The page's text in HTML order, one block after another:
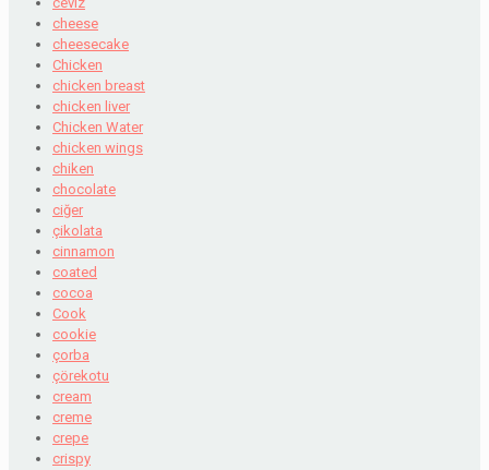
cheese
cheesecake
Chicken
chicken breast
chicken liver
Chicken Water
chicken wings
chiken
chocolate
ciğer
çikolata
cinnamon
coated
cocoa
Cook
cookie
çorba
çörekotu
cream
creme
crepe
crispy